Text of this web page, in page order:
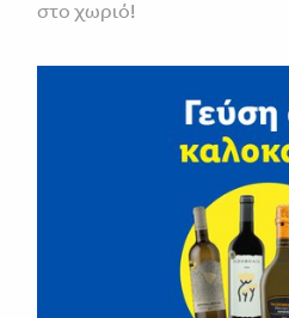
στο χωριό!